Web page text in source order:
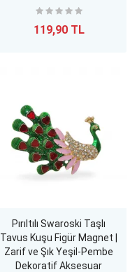
119,90 TL
Pırıltılı Swaroski Taşlı
Tavus Kuşu Figür Magnet |
Zarif ve Şık Yeşil-Pembe
Dekoratif Aksesuar